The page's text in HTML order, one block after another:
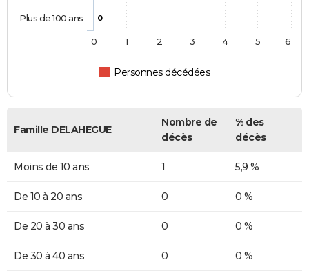
0
Personnes décédées
Plus de 100 ans
0 1 2 3 4 5 6
Famille DELAHEGUE
Nombre de
décès
% des
décès
Moins de 10 ans 1 5,9 %
De 10 à 20 ans 0 0 %
De 20 à 30 ans 0 0 %
De 30 à 40 ans 0 0 %